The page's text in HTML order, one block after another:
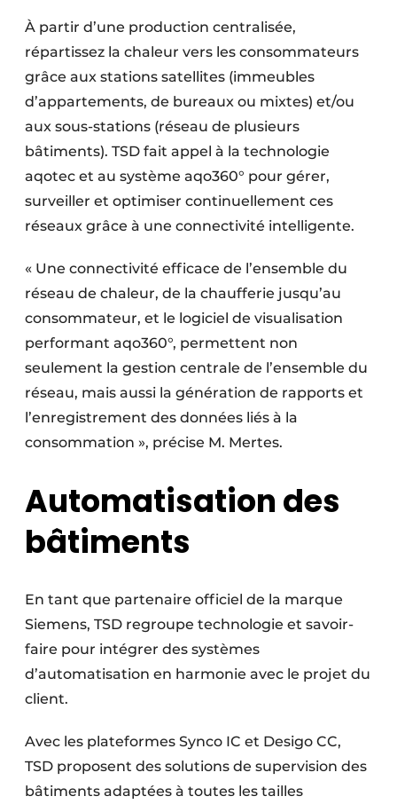
À partir d’une production centralisée,
répartissez la chaleur vers les consommateurs
grâce aux stations satellites (immeubles
d’appartements, de bureaux ou mixtes) et/ou
aux sous-stations (réseau de plusieurs
bâtiments). TSD fait appel à la technologie
aqotec et au système aqo360° pour gérer,
surveiller et optimiser continuellement ces
réseaux grâce à une connectivité intelligente.
« Une connectivité efficace de l’ensemble du
réseau de chaleur, de la chaufferie jusqu’au
consommateur, et le logiciel de visualisation
performant aqo360°, permettent non
seulement la gestion centrale de l’ensemble du
réseau, mais aussi la génération de rapports et
l’enregistrement des données liés à la
consommation », précise M. Mertes.
Automatisation des
bâtiments
En tant que partenaire officiel de la marque
Siemens, TSD regroupe technologie et savoir-
faire pour intégrer des systèmes
d’automatisation en harmonie avec le projet du
client.
Avec les plateformes Synco IC et Desigo CC,
TSD proposent des solutions de supervision des
bâtiments adaptées à toutes les tailles